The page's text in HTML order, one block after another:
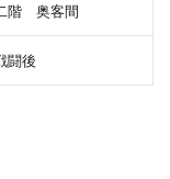
階 奥客間
闘後